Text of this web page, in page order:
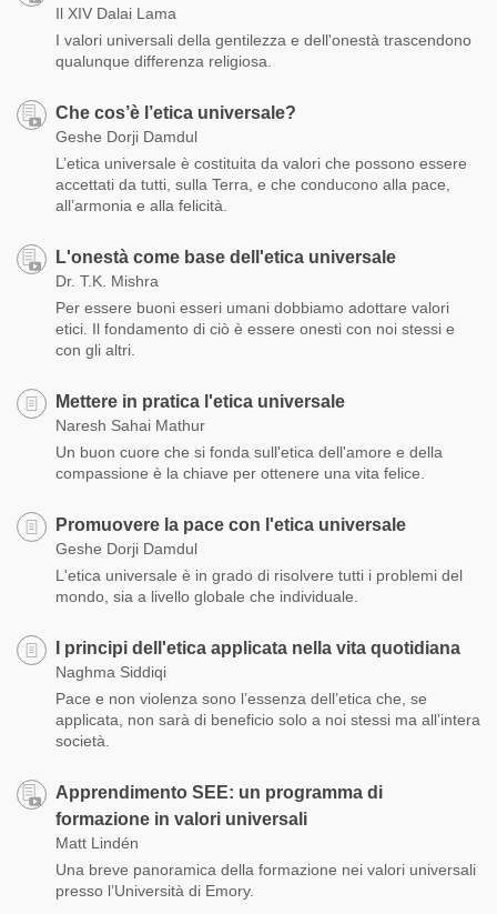
Il XIV Dalai Lama
I valori universali della gentilezza e dell'onestà trascendono
qualunque differenza religiosa.
Che cos’è l’etica universale?
Geshe Dorji Damdul
L’etica universale è costituita da valori che possono essere
accettati da tutti, sulla Terra, e che conducono alla pace,
all’armonia e alla felicità.
L'onestà come base dell'etica universale
Dr. T.K. Mishra
Per essere buoni esseri umani dobbiamo adottare valori
etici. Il fondamento di ciò è essere onesti con noi stessi e
con gli altri.
Mettere in pratica l'etica universale
Naresh Sahai Mathur
Un buon cuore che si fonda sull'etica dell'amore e della
compassione è la chiave per ottenere una vita felice.
Promuovere la pace con l'etica universale
Geshe Dorji Damdul
L'etica universale è in grado di risolvere tutti i problemi del
mondo, sia a livello globale che individuale.
I principi dell'etica applicata nella vita quotidiana
Naghma Siddiqi
Pace e non violenza sono l’essenza dell’etica che, se
applicata, non sarà di beneficio solo a noi stessi ma all’intera
società.
Apprendimento SEE: un programma di
formazione in valori universali
Matt Lindén
Una breve panoramica della formazione nei valori universali
presso l’Università di Emory.